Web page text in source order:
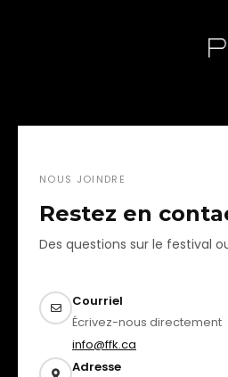
NOUS JOINDRE
Restez en
Des questions sur le festival
Courriel
Écrivez-nous directement
info@ffk.ca
Adresse